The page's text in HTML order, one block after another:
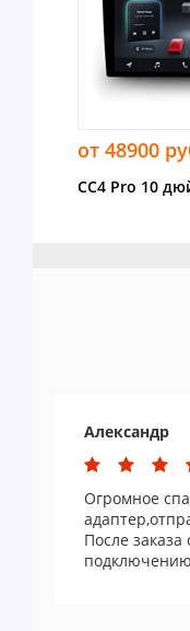
от 48900
CC4 Pro 10
Александр
Огромное
После